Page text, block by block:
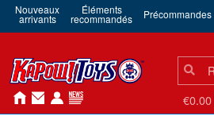
Nouveaux
arrivants
Éléments
recommandés Précommandes
€0.00